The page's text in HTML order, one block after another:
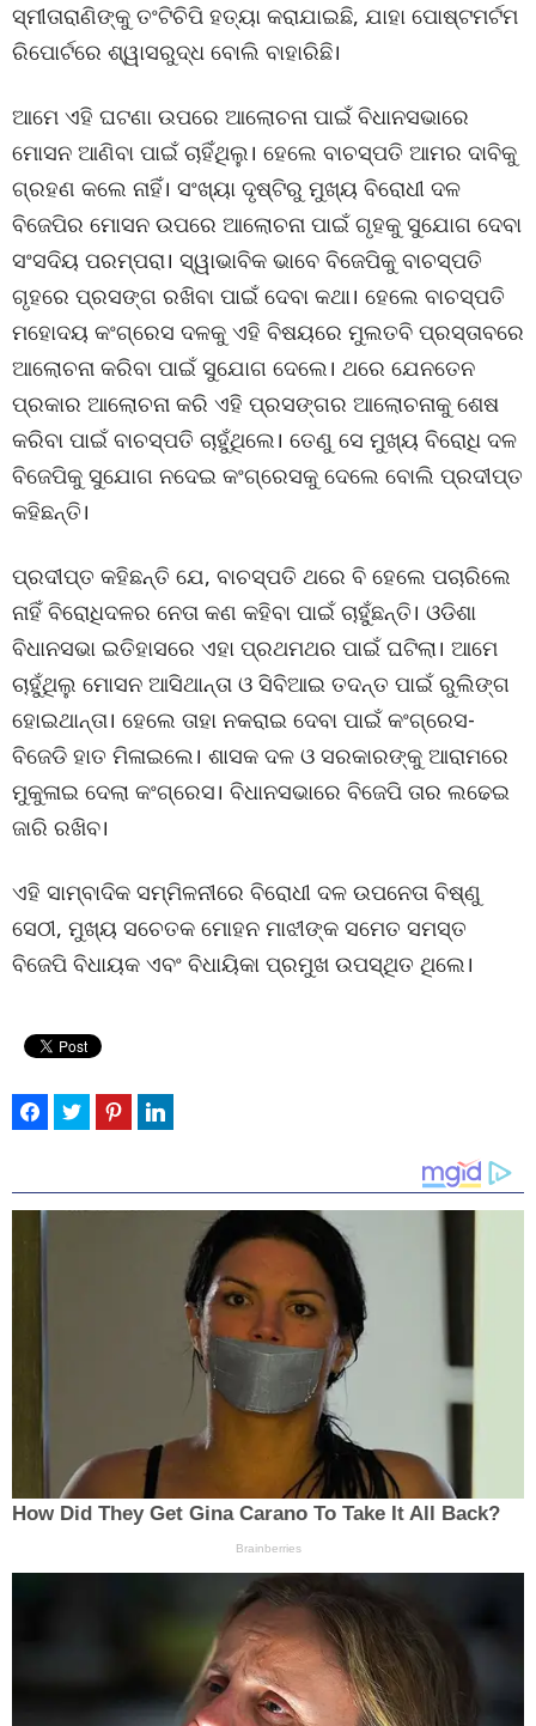
ସ୍ମୀତାରାଣିଙ୍କୁ ତଂଟିଚିପି ହତ୍ୟା କରାଯାଇଛି, ଯାହା ପୋଷ୍ଟମର୍ଟମ
ରିପୋର୍ଟରେ ଶ୍ୱାସରୁଦ୍ଧ ବୋଲି ବାହାରିଛି।
ଆମେ ଏହି ଘଟଣା ଉପରେ ଆଲୋଚନା ପାଇଁ ବିଧାନସଭାରେ
ମୋସନ ଆଣିବା ପାଇଁ ଚାହିଁଥିଲୁ। ହେଲେ ବାଚସ୍ପତି ଆମର ଦାବିକୁ
ଗ୍ରହଣ କଲେ ନାହିଁ। ସଂଖ୍ୟା ଦୃଷ୍ଟିରୁ ମୁଖ୍ୟ ବିରୋଧୀ ଦଳ
ବିଜେପିର ମୋସନ ଉପରେ ଆଲୋଚନା ପାଇଁ ଗୃହକୁ ସୁଯୋଗ ଦେବା
ସଂସଦିୟ ପରମ୍ପରା। ସ୍ୱାଭାବିକ ଭାବେ ବିଜେପିକୁ ବାଚସ୍ପତି
ଗୃହରେ ପ୍ରସଙ୍ଗ ରଖିବା ପାଇଁ ଦେବା କଥା। ହେଲେ ବାଚସ୍ପତି
ମହୋଦୟ କଂଗ୍ରେସ ଦଳକୁ ଏହି ବିଷୟରେ ମୁଲତବି ପ୍ରସ୍ତାବରେ
ଆଲୋଚନା କରିବା ପାଇଁ ସୁଯୋଗ ଦେଲେ। ଥରେ ଯେନତେନ
ପ୍ରକାର ଆଲୋଚନା କରି ଏହି ପ୍ରସଙ୍ଗର ଆଲୋଚନାକୁ ଶେଷ
କରିବା ପାଇଁ ବାଚସ୍ପତି ଚାହୁଁଥିଲେ। ତେଣୁ ସେ ମୁଖ୍ୟ ବିରୋଧି ଦଳ
ବିଜେପିକୁ ସୁଯୋଗ ନଦେଇ କଂଗ୍ରେସକୁ ଦେଲେ ବୋଲି ପ୍ରଦୀପ୍ତ
କହିଛନ୍ତି।
ପ୍ରଦୀପ୍ତ କହିଛନ୍ତି ଯେ, ବାଚସ୍ପତି ଥରେ ବି ହେଲେ ପଚାରିଲେ
ନାହିଁ ବିରୋଧିଦଳର ନେତା କଣ କହିବା ପାଇଁ ଚାହୁଁଛନ୍ତି। ଓଡିଶା
ବିଧାନସଭା ଇତିହାସରେ ଏହା ପ୍ରଥମଥର ପାଇଁ ଘଟିଲା। ଆମେ
ଚାହୁଁଥିଲୁ ମୋସନ ଆସିଥାନ୍ତା ଓ ସିବିଆଇ ତଦନ୍ତ ପାଇଁ ରୁଲିଙ୍ଗ
ହୋଇଥାନ୍ତା। ହେଲେ ତାହା ନକରାଇ ଦେବା ପାଇଁ କଂଗ୍ରେସ-
ବିଜେଡି ହାତ ମିଳାଇଲେ। ଶାସକ ଦଳ ଓ ସରକାରଙ୍କୁ ଆରାମରେ
ମୁକୁଳାଇ ଦେଲା କଂଗ୍ରେସ। ବିଧାନସଭାରେ ବିଜେପି ତାର ଲଢେଇ
ଜାରି ରଖିବ।
ଏହି ସାମ୍ବାଦିକ ସମ୍ମିଳନୀରେ ବିରୋଧୀ ଦଳ ଉପନେତା ବିଷ୍ଣୁ
ସେଠୀ, ମୁଖ୍ୟ ସଚେତକ ମୋହନ ମାଝୀଙ୍କ ସମେତ ସମସ୍ତ
ବିଜେପି ବିଧାୟକ ଏବଂ ବିଧାୟିକା ପ୍ରମୁଖ ଉପସ୍ଥିତ ଥିଲେ।